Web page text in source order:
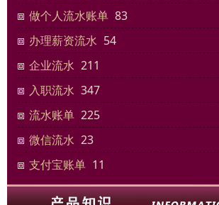
做个人流水账单 83
办理薪资流水 54
企业流水 211
入职流水 347
流水账单 225
微信流水 23
支付宝账单 11